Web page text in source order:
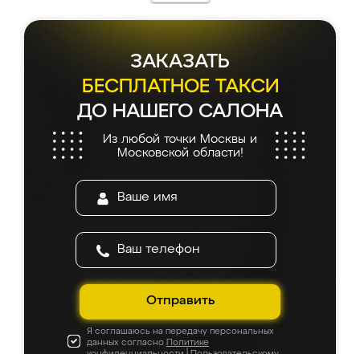
ЗАКАЗАТЬ
БЕСПЛАТНОЕ ТАКСИ
ДО НАШЕГО САЛОНА
Из любой точки Москвы и
Московской области!
Отправить
Я соглашаюсь на передачу персональных
данных согласно Политике